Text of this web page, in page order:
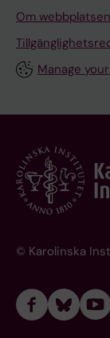
Om webbplatsen
Manage
© Karolinska